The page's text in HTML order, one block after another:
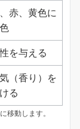
赤、黄色に
を与える
（香り）を
る
移動します。